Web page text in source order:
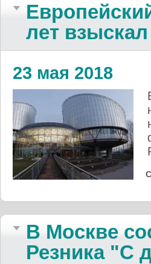
лет
23 мая 2018
В Москве
Резника "С